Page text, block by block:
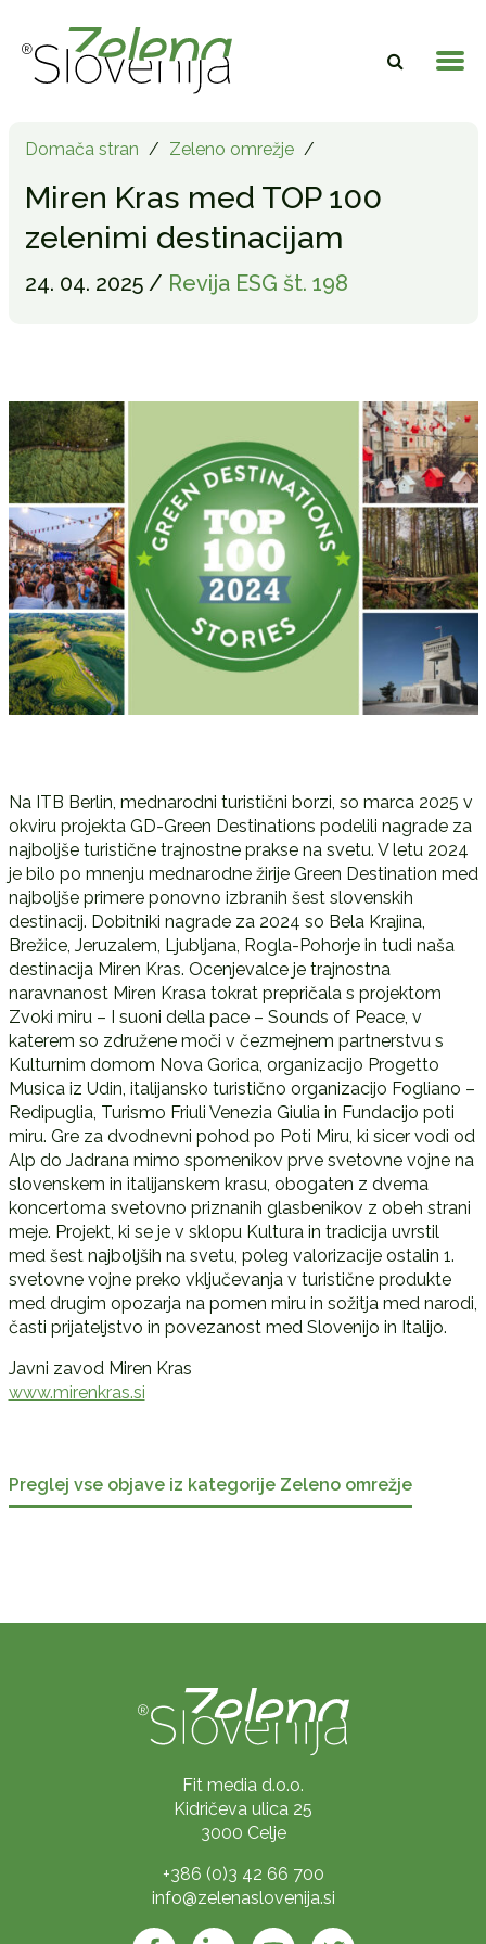
Domača stran / Zeleno omrežje /
Miren Kras med TOP 100
zelenimi destinacijam
24. 04. 2025 / Revija ESG št. 198
Na ITB Berlin, mednarodni turistični borzi, so marca 2025 v
okviru projekta GD-Green Destinations podelili nagrade za
najboljše turistične trajnostne prakse na svetu. V letu 2024
je bilo po mnenju mednarodne žirije Green Destination med
najboljše primere ponovno izbranih šest slovenskih
destinacij. Dobitniki nagrade za 2024 so Bela Krajina,
Brežice, Jeruzalem, Ljubljana, Rogla-Pohorje in tudi naša
destinacija Miren Kras. Ocenjevalce je trajnostna
naravnanost Miren Krasa tokrat prepričala s projektom
Zvoki miru – I suoni della pace – Sounds of Peace, v
katerem so združene moči v čezmejnem partnerstvu s
Kulturnim domom Nova Gorica, organizacijo Progetto
Musica iz Udin, italijansko turistično organizacijo Fogliano –
Redipuglia, Turismo Friuli Venezia Giulia in Fundacijo poti
miru. Gre za dvodnevni pohod po Poti Miru, ki sicer vodi od
Alp do Jadrana mimo spomenikov prve svetovne vojne na
slovenskem in italijanskem krasu, obogaten z dvema
koncertoma svetovno priznanih glasbenikov z obeh strani
meje. Projekt, ki se je v sklopu Kultura in tradicija uvrstil
med šest najboljših na svetu, poleg valorizacije ostalin 1.
svetovne vojne preko vključevanja v turistične produkte
med drugim opozarja na pomen miru in sožitja med narodi,
časti prijateljstvo in povezanost med Slovenijo in Italijo.
Javni zavod Miren Kras
www.mirenkras.si
Preglej vse objave iz kategorije Zeleno omrežje
Fit media d.o.o.
Kidričeva ulica 25
3000 Celje
+386 (0)3 42 66 700
info@zelenaslovenija.si